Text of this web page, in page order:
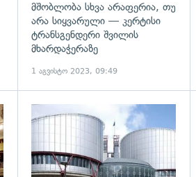
მშობლობა სხვა არაფერია, თუ
არა სიყვარული — კერტისი
ტრანსგენდერი შვილის
მხარდაჭერაზე
1 აგვისტო 2023, 09:49
გადახედვა